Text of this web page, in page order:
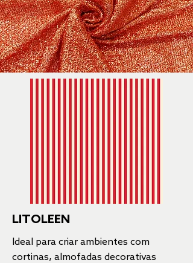
LITOLEEN
Ideal para criar ambientes com
cortinas, almofadas decorativas